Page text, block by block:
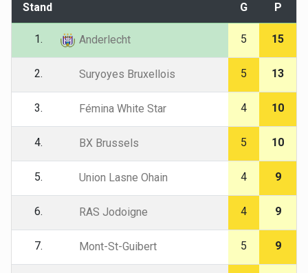
Stand G P
1. Anderlecht 5 15
2. Suryoyes Bruxellois 5 13
3. Fémina White Star 4 10
4. BX Brussels 5 10
5. Union Lasne Ohain 4 9
6. RAS Jodoigne 4 9
7. Mont-St-Guibert 5 9